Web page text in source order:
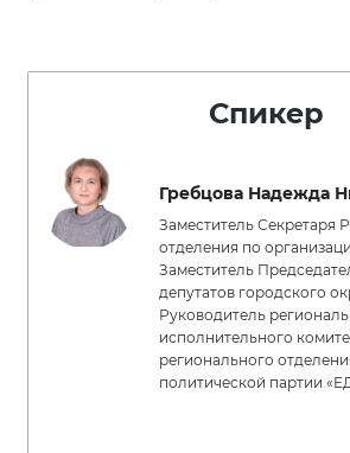
Спикер
Гребцова Надежда
Заместитель Секретаря
отделения по
Заместитель
депутатов городского
Руководитель
исполнительного
регионального
политической партии